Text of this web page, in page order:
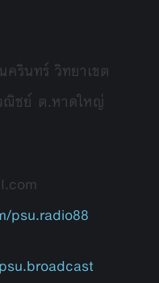
รินทร์ วิทยาเขต
ชย์ ต.หาดใหญ่
psu.radio88